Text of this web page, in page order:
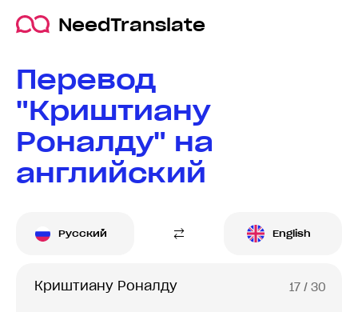
NeedTranslate
Перевод
"Криштиану
Роналду" на
английский
Русский English
17 / 30